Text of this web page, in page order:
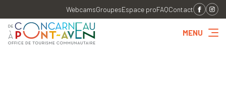
WebcamsGroupesEspace proFAQContact
MENU